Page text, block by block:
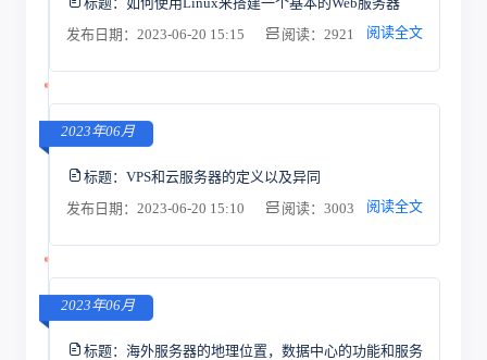
发布日期：2023-06-20 15:15
阅读：2921 阅读全文
2023年06月
标题： VPS和云服务器的定义以及异同
发布日期：2023-06-20 15:10
阅读：3003 阅读全文
2023年06月
标题： 海外服务器的地理位置，数据中心的功能和服务